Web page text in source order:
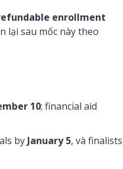
enrollment
lại sau mốc này theo
10; financial aid
by January 5, và finalists